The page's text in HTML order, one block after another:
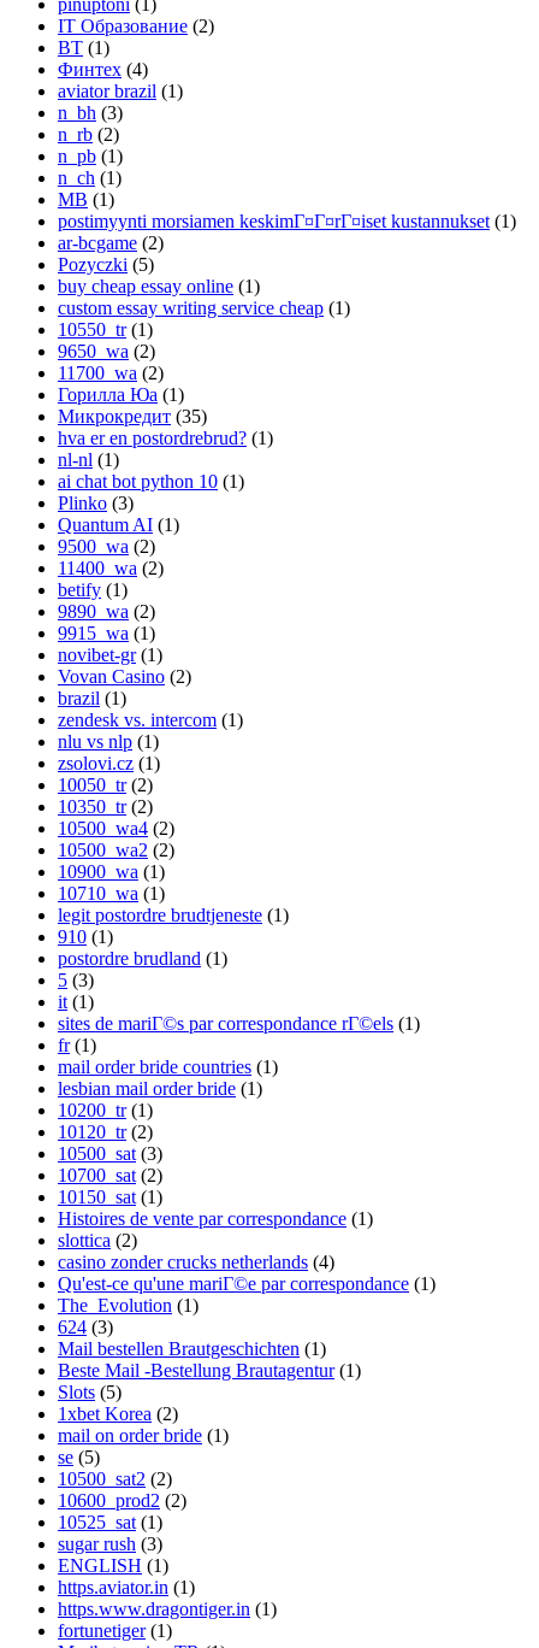
IT Образование (2)
BT (1)
Финтех (4)
aviator brazil (1)
n_bh (3)
n_rb (2)
n_pb (1)
n_ch (1)
MB (1)
postimyynti morsiamen keskimГ¤Г¤rГ¤iset kustannukset (1)
ar-bcgame (2)
Pozyczki (5)
buy cheap essay online (1)
custom essay writing service cheap (1)
10550_tr(1)
9650_wa (2)
11700_wa (2)
Горилла Юа (1)
Микрокредит (35)
hva er en postordrebrud? (1)
nl-nl (1)
ai chat bot python 10 (1)
Plinko (3)
Quantum AI (1)
9500_wa (2)
11400_wa (2)
betify (1)
9890_wa (2)
9915_wa (1)
novibet-gr(1)
Vovan Casino (2)
brazil (1)
zendesk vs. intercom (1)
nlu vs nlp (1)
zsolovi.cz (1)
10050_tr(2)
10350_tr(2)
10500_wa4 (2)
10500_wa2 (2)
10900_wa (1)
10710_wa (1)
legit postordre brudtjeneste (1)
910 (1)
postordre brudland (1)
5 (3)
it (1)
sites de mariГ©s par correspondance rГ©els (1)
fr(1)
mail order bride countries (1)
lesbian mail order bride (1)
10200_tr(1)
10120_tr(2)
10500_sat (3)
10700_sat (2)
10150_sat (1)
Histoires de vente par correspondance (1)
slottica (2)
casino zonder crucks netherlands (4)
Qu'est-ce qu'une mariГ©e par correspondance (1)
The_Evolution (1)
624 (3)
Mail bestellen Brautgeschichten (1)
Beste Mail -Bestellung Brautagentur(1)
Slots (5)
1xbet Korea (2)
mail on order bride (1)
se (5)
10500_sat2 (2)
10600_prod2 (2)
10525_sat (1)
sugar rush (3)
ENGLISH (1)
https.aviator.in (1)
https.www.dragontiger.in (1)
fortunetiger(1)